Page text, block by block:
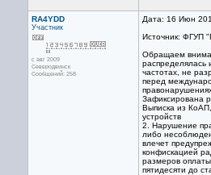
RA4YDD
Участник
с авг 2009
Северодвинск
Сообщений: 258
Дата: 16 Июн
Источник: ФГУП
Обращаем
распределялась
частотах, не
перед
Зафиксирована
Выписка из
устройств
2. Нарушение
либо
влечет
конфискацией
размеров
пятидесяти до